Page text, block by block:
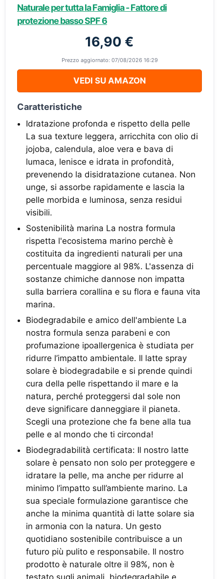
Naturale per tutta la Famiglia - Fattore di
protezione basso SPF 6
16,90 €
Prezzo aggiornato: 07/08/2026 16:29
VEDI SU AMAZON
Caratteristiche
Idratazione profonda e rispetto della pelle
La sua texture leggera, arricchita con olio di
jojoba, calendula, aloe vera e bava di
lumaca, lenisce e idrata in profondità,
prevenendo la disidratazione cutanea. Non
unge, si assorbe rapidamente e lascia la
pelle morbida e luminosa, senza residui
visibili.
Sostenibilità marina La nostra formula
rispetta l'ecosistema marino perchè è
costituita da ingredienti naturali per una
percentuale maggiore al 98%. L'assenza di
sostanze chimiche dannose non impatta
sulla barriera corallina e su flora e fauna vita
marina.
Biodegradabile e amico dell'ambiente La
nostra formula senza parabeni e con
profumazione ipoallergenica è studiata per
ridurre l’impatto ambientale. Il latte spray
solare è biodegradabile e si prende quindi
cura della pelle rispettando il mare e la
natura, perché proteggersi dal sole non
deve significare danneggiare il pianeta.
Scegli una protezione che fa bene alla tua
pelle e al mondo che ti circonda!
Biodegradabilità certificata: Il nostro latte
solare è pensato non solo per proteggere e
idratare la pelle, ma anche per ridurre al
minimo l’impatto sull’ambiente marino. La
sua speciale formulazione garantisce che
anche la minima quantità di latte solare sia
in armonia con la natura. Un gesto
quotidiano sostenibile contribuisce a un
futuro più pulito e responsabile. Il nostro
prodotto è naturale oltre il 98%, non è
testato sugli animali, biodegradabile e